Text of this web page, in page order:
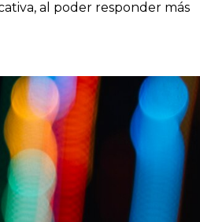
al poder responder más